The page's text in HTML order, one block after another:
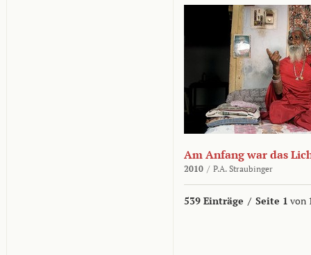
Am Anfang war das
2010 / P.A. Straubinger
539 Einträge / Seite 1 von